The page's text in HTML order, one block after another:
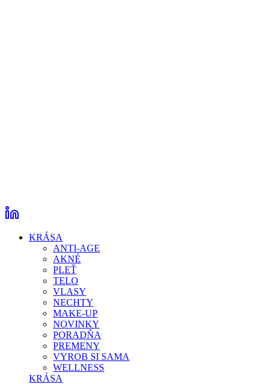
KRÁSA
ANTI-AGE
AKNÉ
PLEŤ
TELO
VLASY
NECHTY
MAKE-UP
NOVINKY
PORADŇA
PREMENY
VYROB SI SAMA
WELLNESS
KRÁSA